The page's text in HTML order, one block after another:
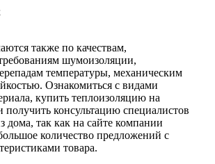
также по качествам,
шумоизоляции,
температуры, механическим
Ознакомиться с видами
купить теплоизоляцию на
консультацию специалистов
дома, так как на сайте компании
количество предложений с
товара.